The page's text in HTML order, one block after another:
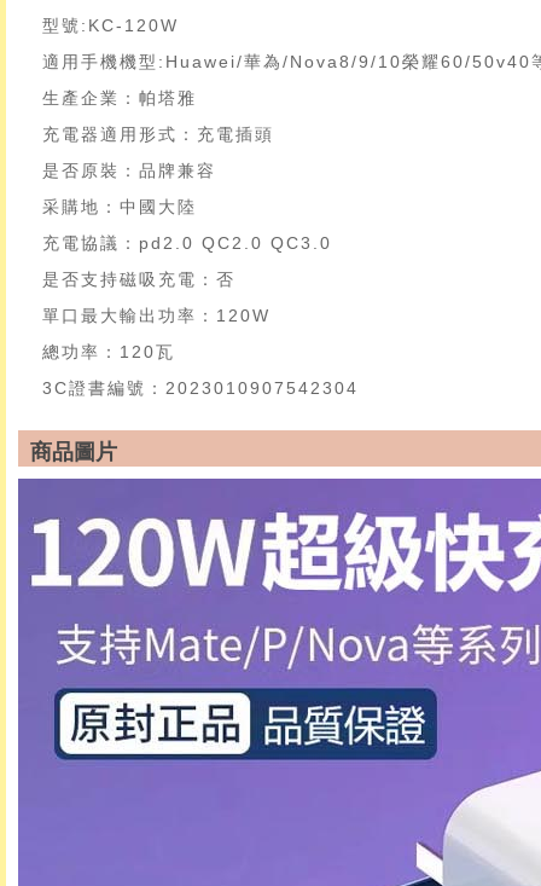
型號:KC-120W
適用手機機型:Huawei/華為/Nova8/9/10榮耀60/50v40
生產企業：帕塔雅
充電器適用形式：充電插頭
是否原裝：品牌兼容
采購地：中國大陸
充電協議：pd2.0 QC2.0 QC3.0
是否支持磁吸充電：否
單口最大輸出功率：120W
總功率：120瓦
3C證書編號：2023010907542304
商品圖片